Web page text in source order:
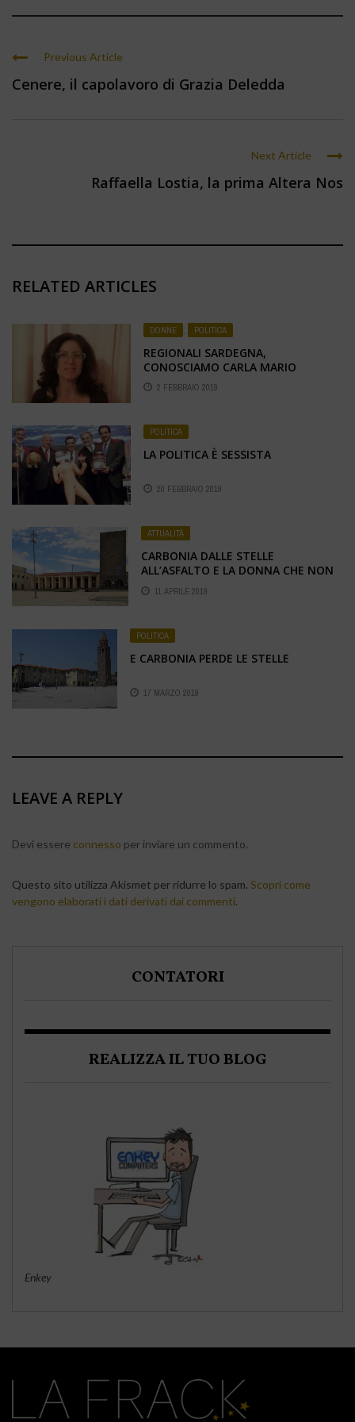
Previous Article
Cenere, il capolavoro di Grazia Deledda
Next Article
Raffaella Lostia, la prima Altera Nos
RELATED ARTICLES
DONNE POLITICA
REGIONALI SARDEGNA,
CONOSCIAMO CARLA MARIO
2 FEBBRAIO 2019
POLITICA
LA POLITICA È SESSISTA
20 FEBBRAIO 2019
ATTUALITÀ
CARBONIA DALLE STELLE
ALL’ASFALTO E LA DONNA CHE NON
PERDONA!
11 APRILE 2019
POLITICA
E CARBONIA PERDE LE STELLE
17 MARZO 2019
LEAVE A REPLY
Devi essere connesso per inviare un commento.
Questo sito utilizza Akismet per ridurre lo spam. Scopri come
vengono elaborati i dati derivati dai commenti.
CONTATORI
REALIZZA IL TUO BLOG
Enkey